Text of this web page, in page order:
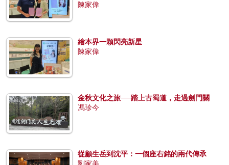
陳家偉
繪本界一顆閃亮新星
陳家偉
金秋文化之旅──踏上古蜀道，走過劍門關
馮珍今
從顧生岳到沈平：一個座右銘的兩代傳承